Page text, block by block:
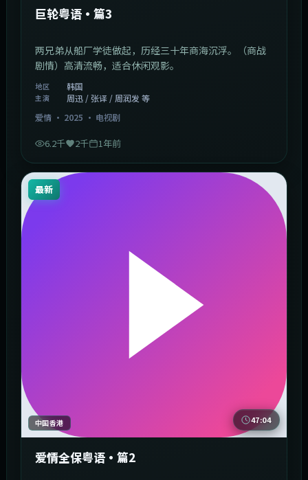
巨轮粤语·篇3
两兄弟从船厂学徒做起，历经三十年商海沉浮。（商战
剧情）高清流畅，适合休闲观影。
地区 韩国
主演
周迅 / 张译 / 周润发 等
爱情· 2025 · 电视剧
6.2千 2千 1年前
最新
中国香港 47:04
爱情全保粤语·篇2